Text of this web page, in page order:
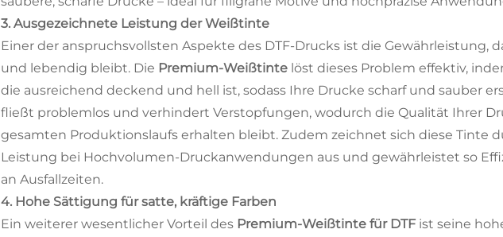
3. Ausgezeichnete Leistung der Weißtinte
Einer der anspruchsvollsten Aspekte des DTF-Drucks ist die Gewährleistung,
und lebendig bleibt. Die Premium-Weißtinte löst dieses Problem effektiv,
die ausreichend deckend und hell ist, sodass Ihre Drucke scharf und sauber
fließt problemlos und verhindert Verstopfungen, wodurch die Qualität Ihrer
gesamten Produktionslaufs erhalten bleibt. Zudem zeichnet sich diese Tinte
Leistung bei Hochvolumen-Druckanwendungen aus und gewährleistet so
an Ausfallzeiten.
4. Hohe Sättigung für satte, kräftige Farben
Ein weiterer wesentlicher Vorteil des Premium-Weißtinte für DTF ist seine